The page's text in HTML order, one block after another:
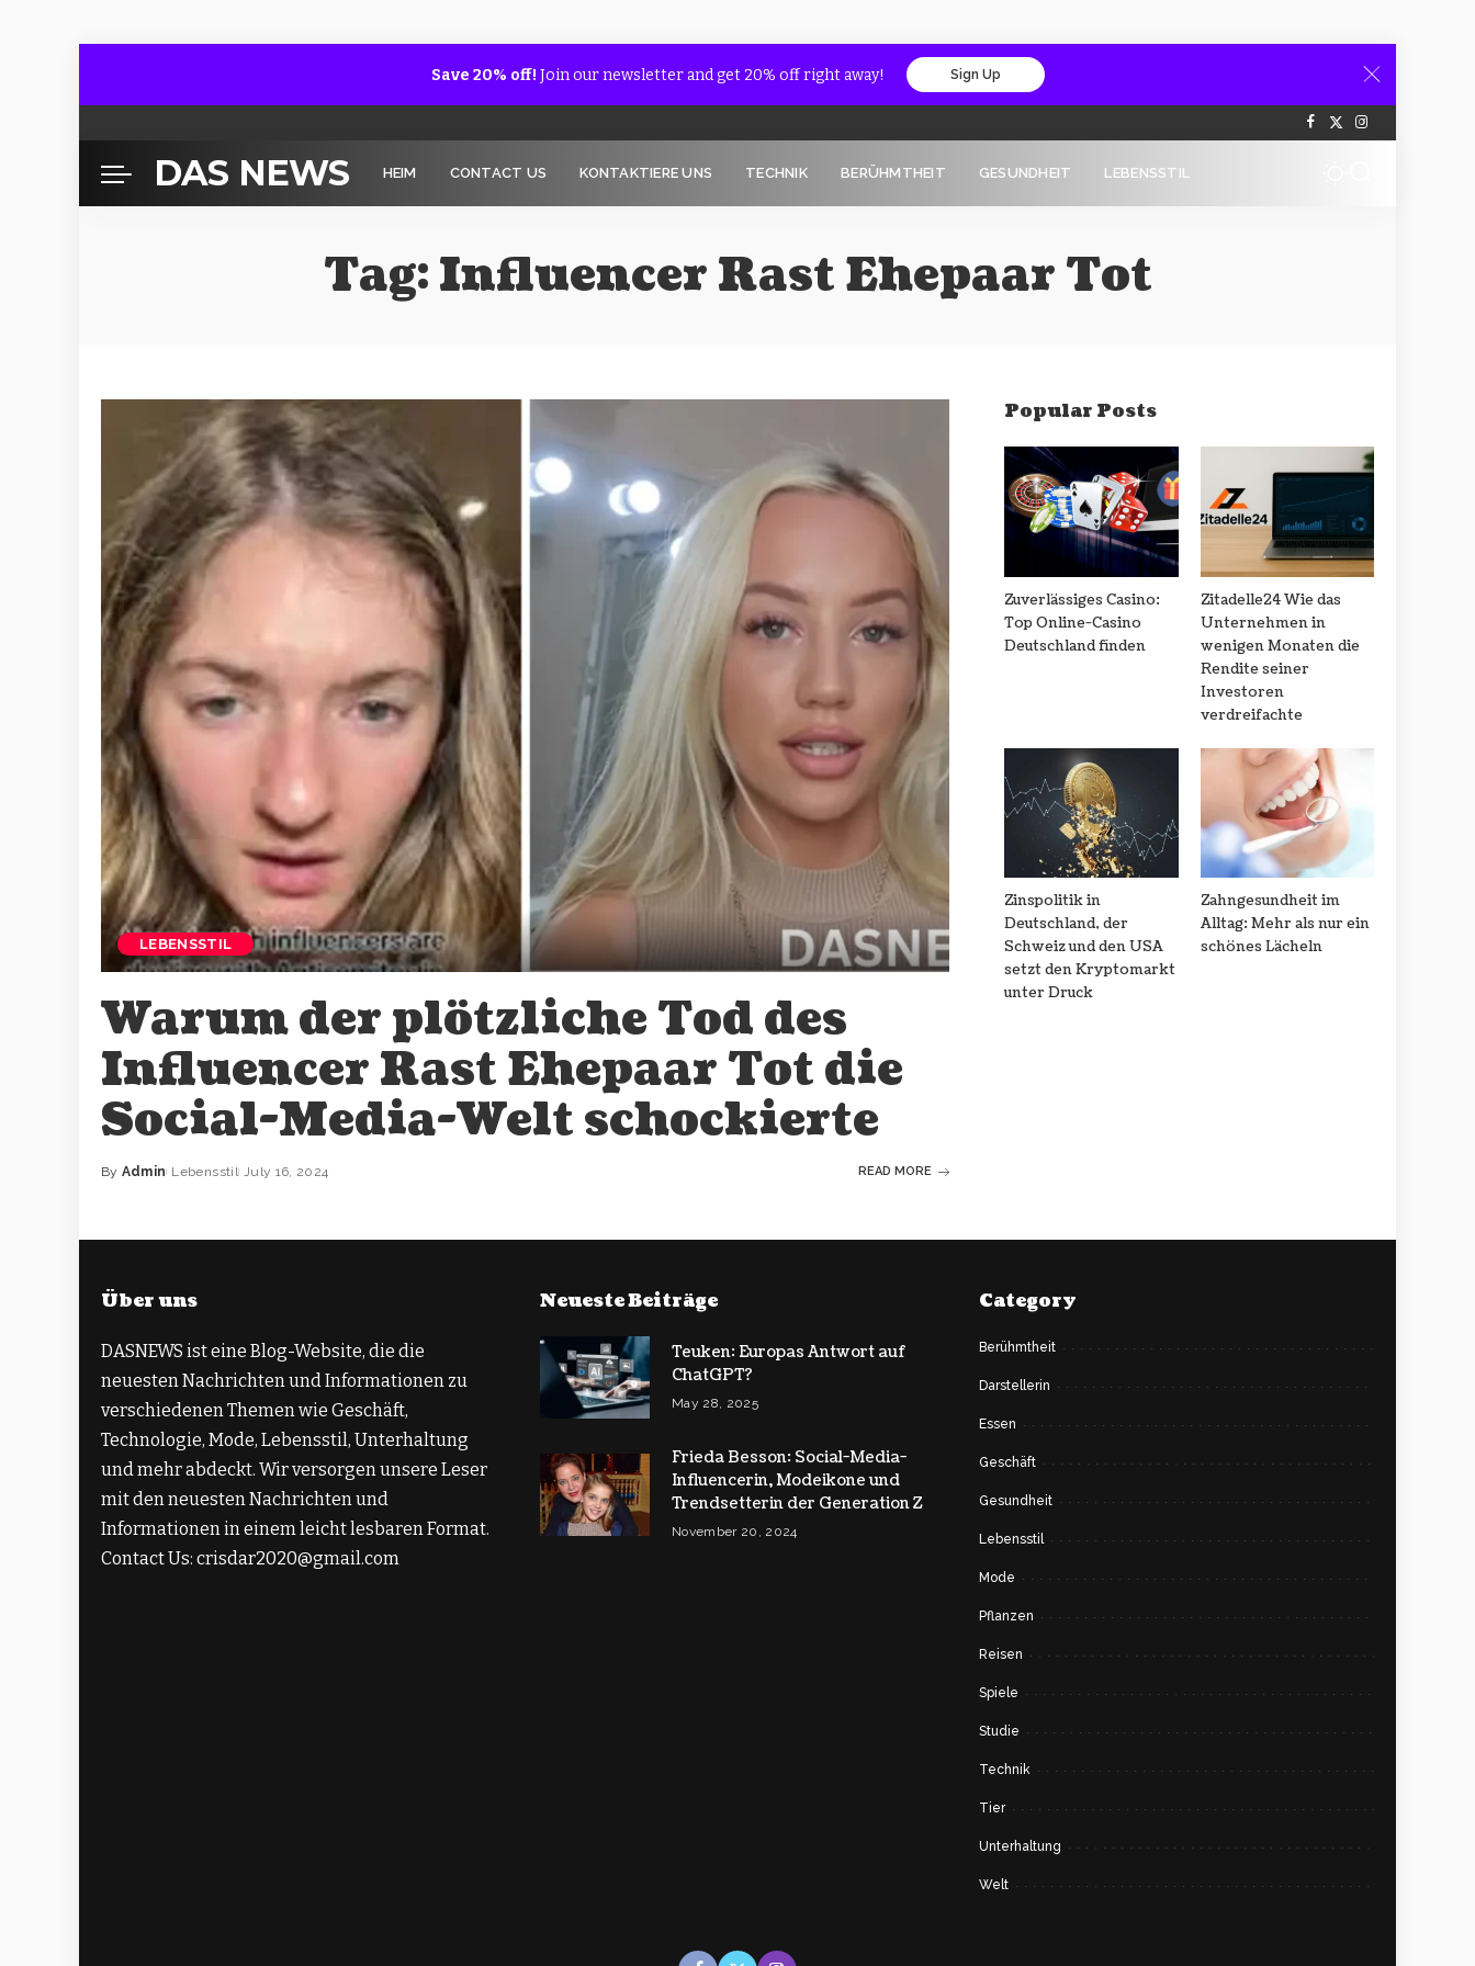
Save 20% off! Join our newsletter and get 20% off right away! Sign Up
DAS NEWS HEIM CONTACT US KONTAKTIERE UNS TECHNIK BERÜHMTHEIT GESUNDHEIT LEBENSSTIL
Tag:Influencer Rast Ehepaar Tot
LEBENSSTIL
Warum der plötzliche Tod des
Influencer Rast Ehepaar Tot die
Social-Media-Welt schockierte
By Admin Lebensstil July 16, 2024 READ MORE
Popular Posts
Zuverlässiges Casino:
Top Online-Casino
Deutschland finden
Zitadelle24 Wie das
Unternehmen in
wenigen Monaten die
Rendite seiner
Investoren
verdreifachte
Zinspolitik in
Deutschland, der
Schweiz und den USA
setzt den Kryptomarkt
unter Druck
Zahngesundheit im
Alltag: Mehr als nur ein
schönes Lächeln
Über uns
DASNEWS ist eine Blog-Website, die die
neuesten Nachrichten und Informationen zu
verschiedenen Themen wie Geschäft,
Technologie, Mode, Lebensstil, Unterhaltung
und mehr abdeckt. Wir versorgen unsere Leser
mit den neuesten Nachrichten und
Informationen in einem leicht lesbaren Format.
Contact Us: crisdar2020@gmail.com
Neueste Beiträge
Teuken: Europas Antwort auf
ChatGPT?
May 28, 2025
Frieda Besson: Social-Media-
Influencerin, Modeikone und
Trendsetterin der Generation Z
November 20, 2024
Category
Berühmtheit
Darstellerin
Essen
Geschäft
Gesundheit
Lebensstil
Mode
Pflanzen
Reisen
Spiele
Studie
Technik
Tier
Unterhaltung
Welt